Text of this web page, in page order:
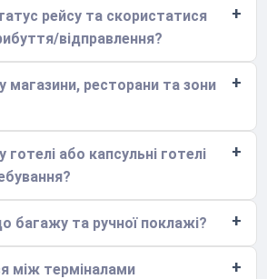
рейсу та скористатися
відправлення?
магазини, ресторани та зони
або капсульні готелі
багажу та ручної поклажі?
між терміналами